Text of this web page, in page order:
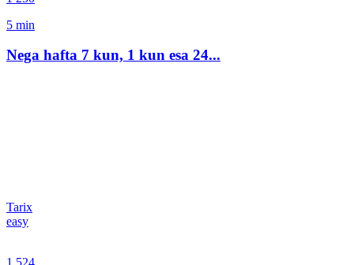
5 min
Nega hafta 7 kun, 1 kun esa 24...
Tarix
easy
1 524